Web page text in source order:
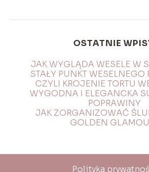
OSTATNIE
JAK WYGLĄDA WESELE W
STAŁY PUNKT WESELNEGO
CZYLI KROJENIE TORTU
WYGODNA I ELEGANCKA
POPRAWINY
JAK ZORGANIZOWAĆ
GOLDEN
Polityka